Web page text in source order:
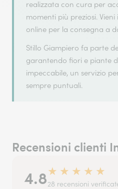
realizzata con cura per
momenti più preziosi.
online per la consegna a
Stillo Giampiero fa parte
garantendo fiori e piante
impeccabile, un servizio
sempre puntuali.
Recensioni clienti
4.8★ ★ ★ ★ ★
28 recensioni